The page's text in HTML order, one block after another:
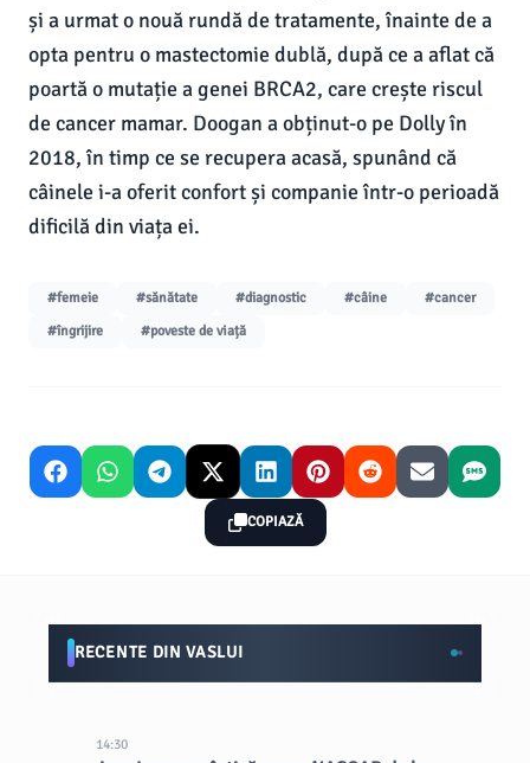
și a urmat o nouă rundă de tratamente, înainte de a
opta pentru o mastectomie dublă, după ce a aflat că
poartă o mutație a genei BRCA2, care crește riscul
de cancer mamar. Doogan a obținut-o pe Dolly în
2018, în timp ce se recupera acasă, spunând că
câinele i-a oferit confort și companie într-o perioadă
dificilă din viața ei.
#femeie #sănătate #diagnostic #câine
#cancer
#îngrijire
#poveste de viață
COPIAZĂ
RECENTE DIN VASLUI
14:30